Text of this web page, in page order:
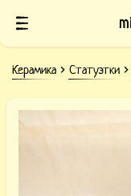
Керамика Статуэтки